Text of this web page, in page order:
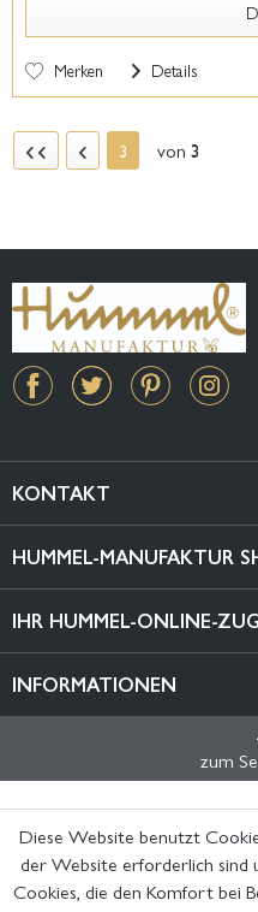
Merken Details
3 von 3
KONTAKT
HUMMEL-MANUFAKTUR
IHR HUMMEL-ONLINE-
INFORMATIONEN
zum
Diese Website benutzt
der Website erforderlich sind
Cookies, die den Komfort bei